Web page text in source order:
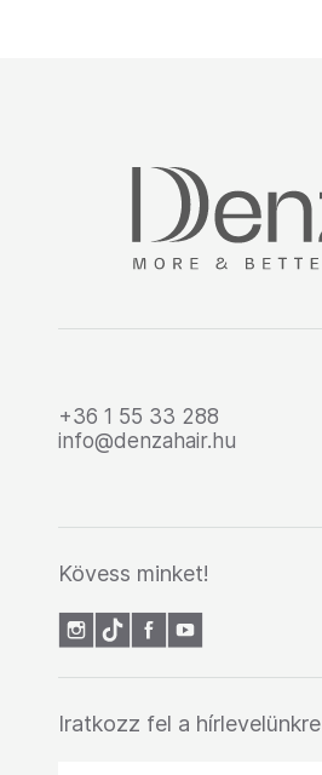
+36 1 55 33 288
info@denzahair.hu
Kövess minket!
Iratkozz fel a hírlevelünkre